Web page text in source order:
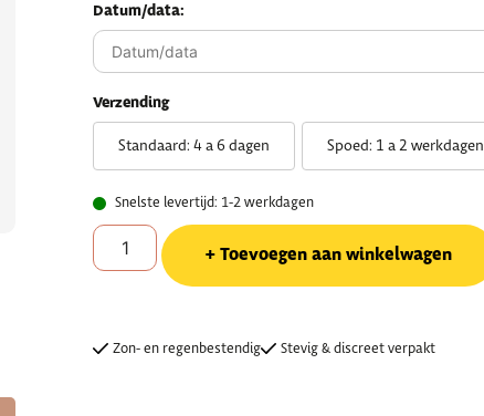
Datum/data:
Verzending
Standaard: 4 a 6 dagen Spoed: 1 a 2 werkdagen
Snelste levertijd: 1-2 werkdagen
Toevoegen aan winkelwagen
Zon- en regenbestendig Stevig & discreet verpakt